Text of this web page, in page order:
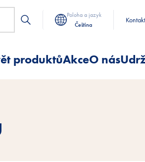
Poloha a jazyk
Čeština
Kontakt
produktůAkceO nás